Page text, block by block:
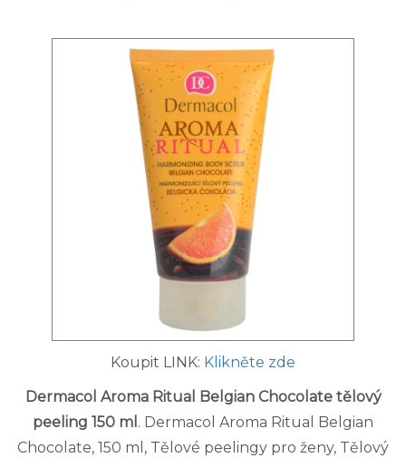
Koupit LINK: Klikněte zde
Dermacol Aroma Ritual Belgian Chocolate tělový
peeling 150 ml . Dermacol Aroma Ritual Belgian
Chocolate, 150 ml, Tělové peelingy pro ženy, Tělový